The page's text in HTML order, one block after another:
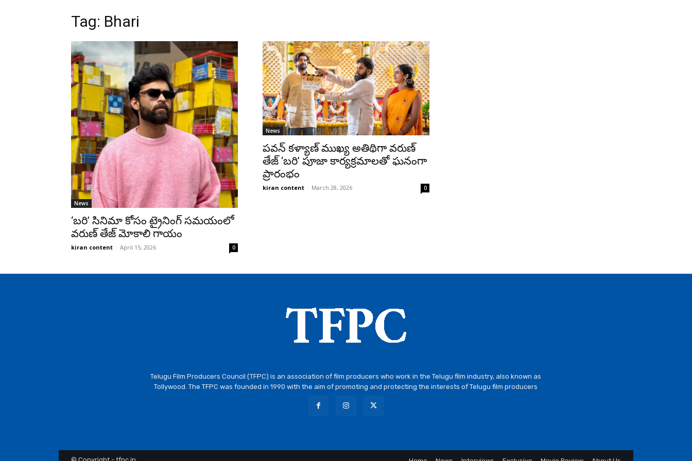
Tag: Bhari
News
‘బరి’ సినిమా కోసం ట్రైనింగ్ సమయంలో
వరుణ్ తేజ్ మోకాలి గాయం
kiran content - April 15, 2026 0
News
పవన్ కళ్యాణ్ ముఖ్య అతిథిగా వరుణ్
తేజ్ ‘బరి’ పూజా కార్యక్రమాలతో ఘనంగా
ప్రారంభం
kiran content - March 28, 2026 0
Telugu Film Producers Council (TFPC) is an association of film producers who work in the Telugu film industry, also known as
Tollywood. The TFPC was founded in 1990 with the aim of promoting and protecting the interests of Telugu film producers